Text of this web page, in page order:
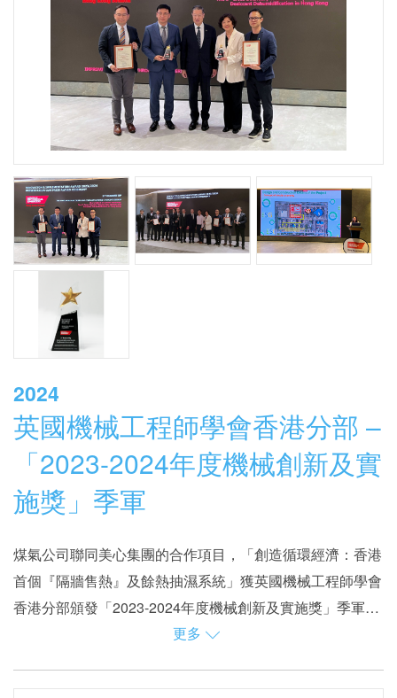
時，公司亦推動智慧廚房應用，協助餐飲業提升能源效益。
在中國內地，煤氣公司自2021年起，積極拓展可再生能源
業務，除了針對工商業客戶提供光伏及儲能技術外，更提供
一站式綜合能源方案，全力支持國家邁向碳中和的目標。
2024
英國機械工程師學會香港分部 –
「2023-2024年度機械創新及實
施獎」季軍
煤氣公司聯同美心集團的合作項目，「創造循環經濟：香港
首個『隔牆售熱』及餘熱抽濕系統」獲英國機械工程師學會
香港分部頒發「2023-2024年度機械創新及實施獎」季軍，
該獎項展示了香港機械工程師的卓越才能和創新解決方案。
更多